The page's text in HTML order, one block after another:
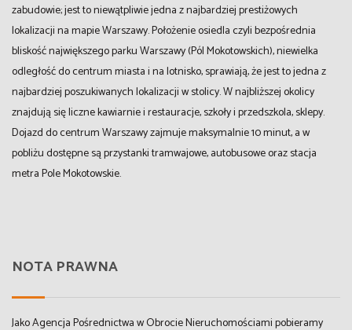
zabudowie; jest to niewątpliwie jedna z najbardziej prestiżowych
lokalizacji na mapie Warszawy. Położenie osiedla czyli bezpośrednia
bliskość największego parku Warszawy (Pól Mokotowskich), niewielka
odległość do centrum miasta i na lotnisko, sprawiają, że jest to jedna z
najbardziej poszukiwanych lokalizacji w stolicy. W najbliższej okolicy
znajdują się liczne kawiarnie i restauracje, szkoły i przedszkola, sklepy.
Dojazd do centrum Warszawy zajmuje maksymalnie 10 minut, a w
pobliżu dostępne są przystanki tramwajowe, autobusowe oraz stacja
metra Pole Mokotowskie.
NOTA PRAWNA
Jako Agencja Pośrednictwa w Obrocie Nieruchomościami pobieramy